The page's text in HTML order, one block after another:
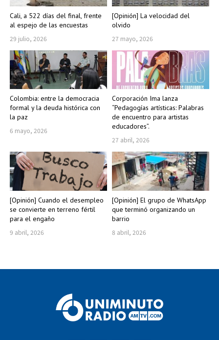
Cali, a 522 días del final, frente
al espejo de las encuestas
29 julio, 2026
[Opinión] La velocidad del
olvido
27 mayo, 2026
Colombia: entre la democracia
formal y la deuda histórica con
la paz
6 mayo, 2026
Corporación Ima lanza
“Pedagogías artísticas: Palabras
de encuentro para artistas
educadores”.
27 abril, 2026
[Opinión] Cuando el desempleo
se convierte en terreno fértil
para el engaño
9 abril, 2026
[Opinión] El grupo de WhatsApp
que terminó organizando un
barrio
8 abril, 2026